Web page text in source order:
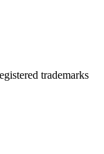
trademarks